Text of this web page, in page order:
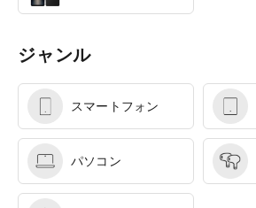
ジャンル
スマートフォン
パソコン